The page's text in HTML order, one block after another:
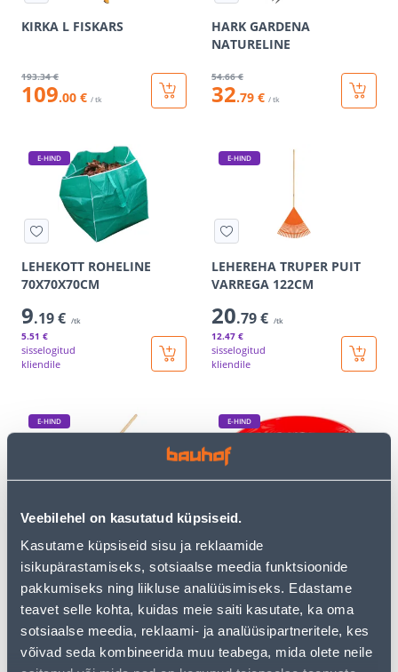
Veebilehel on kasutatud küpsiseid.
Kasutame küpsiseid sisu ja reklaamide
isikupärastamiseks, sotsiaalse meedia funktsioonide
pakkumiseks ning liikluse analüüsimiseks. Edastame
teavet selle kohta, kuidas meie saiti kasutate, ka oma
sotsiaalse meedia, reklaami- ja analüüsipartneritele, kes
võivad seda kombineerida muu teabega, mida olete neile
KIRKA L FISKARS
193.34 €
109.00 € / tk
HARK GARDENA
NATURELINE
54.66 €
32.79 € / tk
E-HIND
LEHEKOTT ROHELINE
70X70X70CM
9.19 € /tk
5.51 €
sisselogitud
kliendile
E-HIND
LEHEREHA TRUPER PUIT
VARREGA 122CM
20.79 € /tk
12.47 €
sisselogitud
kliendile
E-HIND
METALLIST PIIGA,
PUIDUST VARS 137CM
19.99 €
11.99 €
sisselogitud
kliendile
E-HIND
6.39 €
3 .83 €
sisselogitud
kliendile